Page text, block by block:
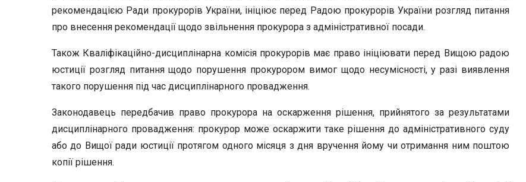
рекомендацією Ради прокурорів України, ініціює перед Радою прокурорів України розгляд питання
про внесення рекомендації щодо звільнення прокурора з адміністративної посади.
Також Кваліфікаційно-дисциплінарна комісія прокурорів має право ініціювати перед Вищою радою
юстиції розгляд питання щодо порушення прокурором вимог щодо несумісності, у разі виявлення
такого порушення під час дисциплінарного провадження.
Законодавець передбачив право прокурора на оскарження рішення, прийнятого за результатами
дисциплінарного провадження: прокурор може оскаржити таке рішення до адміністративного суду
або до Вищої ради юстиції протягом одного місяця з дня вручення йому чи отримання ним поштою
копії рішення.